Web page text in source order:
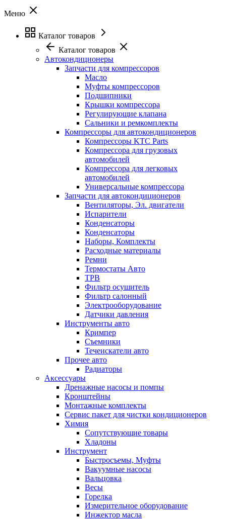
Меню
Каталог товаров
Каталог товаров
Автокондиционеры
Запчасти для компрессоров
Масло
Муфты компрессоров
Подшипники
Крышки компрессора
Регулирующие клапана
Сальники и ремкомплекты
Компрессоры для автокондиционеров
Компрессоры KTC Parts
Компрессора для грузовых
автомобилей
Компрессора для легковых
автомобилей
Универсальные компрессора
Запчасти для автокондиционеров
Вентиляторы, Эл. двигатели
Испарители
Конденсаторы
Конденсаторы
Наборы, Комплекты
Расходные материалы
Ремни
Термостаты Авто
ТРВ
Фильтр осушитель
Фильтр салонный
Электрооборудование
Датчики давления
Инструменты авто
Кримпер
Съемники
Течеискатели авто
Прочее авто
Радиаторы
Аксессуары
Дренажные насосы и помпы
Кронштейны
Монтажные комплекты
Сервис пакет для чистки кондиционеров
Химия
Сопутствующие товары
Хладоны
Инструмент
Быстросъемы, Муфты
Вакуумные насосы
Вальцовка
Весы
Горелка
Измерительное оборудование
Инжектор масла